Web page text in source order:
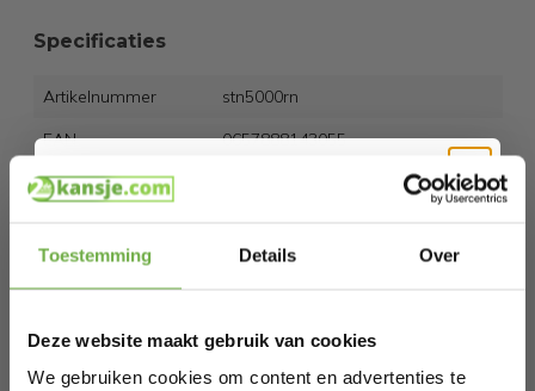
Toestemming Details Over
Deze website maakt gebruik van cookies
We gebruiken cookies om content en advertenties te
Specificaties
Artikelnummer
stn5000rn
EAN
0657888143055
SKU
Gerelateerde producten
Stanley ST-22-240-E - Ventilatorkachel -
22.7 x 17.2 x 24.5 cm - zwart/geel
Schrijf je in en ontvang
Bij 2dekansje.com profiteer je van
kortingen tot wel 70%.